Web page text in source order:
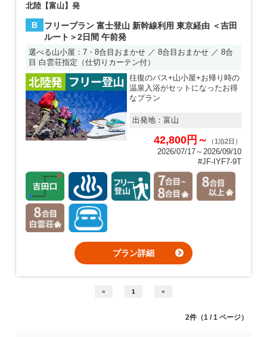
北陸【富山】発
B
フリープラン 富士登山 新幹線利用 東京経由 ＜吉田
ルート＞2日間 午前発
選べる山小屋：7・8合目おまかせ ／ 8合目おまかせ ／ 8合
目 白雲荘指定（仕切りカーテン付）
往復のバス+山小屋+お帰り時の
温泉入浴がセットになったお得
なプラン
出発地： 富山
42,800円～ （1泊2日）
2026/07/17～2026/09/10
#JF-IYF7-9T
プラン詳細
« 1 »
2件（1 / 1 ページ）